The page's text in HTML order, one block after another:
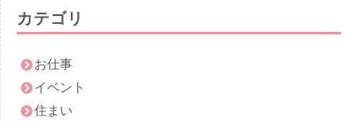
カテゴリ
お仕事
イベント
住まい